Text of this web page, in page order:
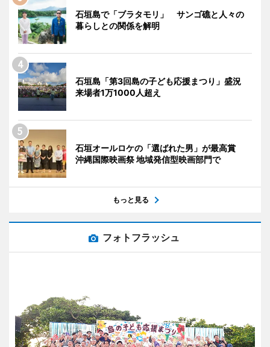
石垣島で「ブラタモリ」 サンゴ礁と人々の
暮らしとの関係を解明
石垣島「第3回島の子ども応援まつり」盛況
来場者1万1000人超え
石垣オールロケの「選ばれた男」が最高賞
沖縄国際映画祭 地域発信型映画部門で
もっと見る
フォトフラッシュ